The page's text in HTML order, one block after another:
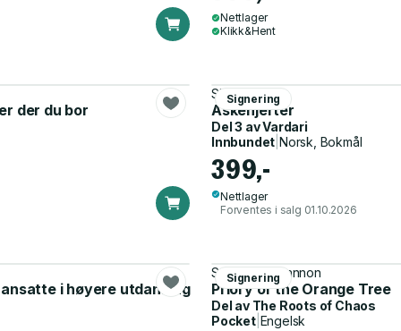
Nettlager
Klikk&Hent
der du bor
Signering
Siri Pettersen
Askehjerter
Del 3 avVardari
Innbundet |Norsk, Bokmål
399,-
Nettlager
Forventes i salg 01.10.2026
i høyere utdanning
Signering
Samantha Shannon
Priory of the Orange Tree
Del av The Roots of Chaos
Pocket| Engelsk